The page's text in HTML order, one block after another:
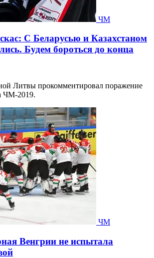
ЧМ
С Беларусью и Казахстаном
Будем бороться до конца
Литвы прокомментировал поражение
ЧМ-2019.
ЧМ
Венгрии не испытала